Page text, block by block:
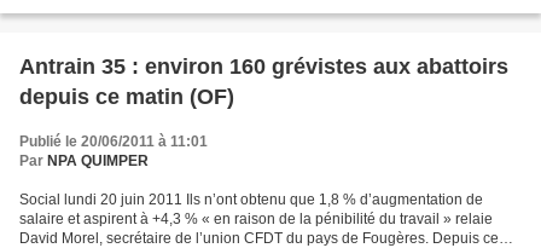
Antrain 35 : environ 160 grévistes aux abattoirs
depuis ce matin (OF)
Publié le 20/06/2011 à 11:01
Par NPA QUIMPER
Social lundi 20 juin 2011 Ils n’ont obtenu que 1,8 % d’augmentation de
salaire et aspirent à +4,3 % « en raison de la pénibilité du travail » relaie
David Morel, secrétaire de l’union CFDT du pays de Fougères. Depuis ce